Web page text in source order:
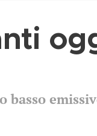
basso